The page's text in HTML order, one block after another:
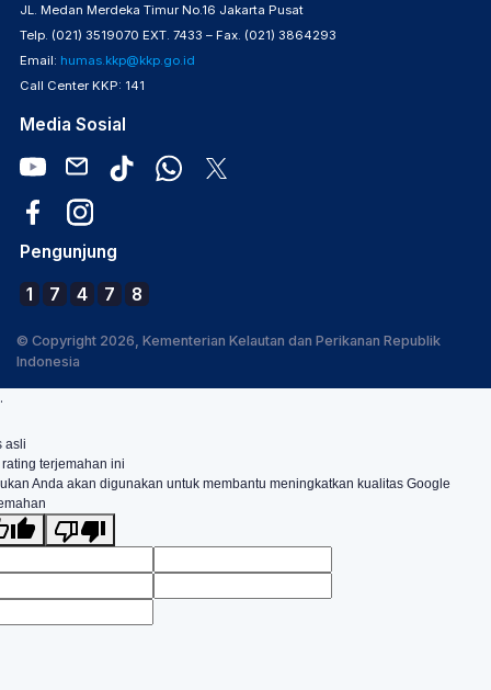
JL. Medan Merdeka Timur No.16 Jakarta Pusat
Telp. (021) 3519070 EXT. 7433 – Fax. (021) 3864293
Email: humas.kkp@kkp.go.id
Call Center KKP: 141
Media Sosial
Pengunjung
1 7 4 7 8
© Copyright 2026, Kementerian Kelautan dan Perikanan Republik
Indonesia
.
asli
terjemahan ini
Anda akan digunakan untuk membantu meningkatkan kualitas Google